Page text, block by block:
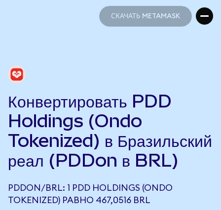
СКАЧАТЬ METAMASK
Конвертировать PDD
Holdings (Ondo
Tokenized) в Бразильский
реал (PDDon в BRL)
PDDON/BRL: 1 PDD HOLDINGS (ONDO
TOKENIZED) РАВНО 467,0516 BRL